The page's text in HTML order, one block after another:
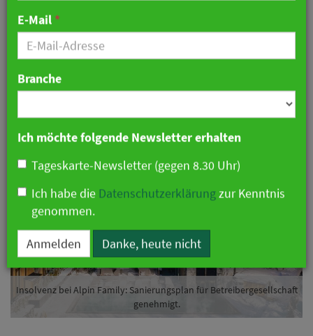
Family: Sanierungsplan
für Betreibergesellschaft
genehmigt
Insolvenz bei Alpin Family: Sanierungsplan für Betreibergesellschaft
genehmigt.
E-Mail*
Branche
Ich möchte folgende Newsletter erhalten
Tageskarte-Newsletter (gegen 8.30 Uhr)
Ich habe die Datenschutzerklärungzur Kenntnis
genommen.
Anmelden Danke, heute nicht